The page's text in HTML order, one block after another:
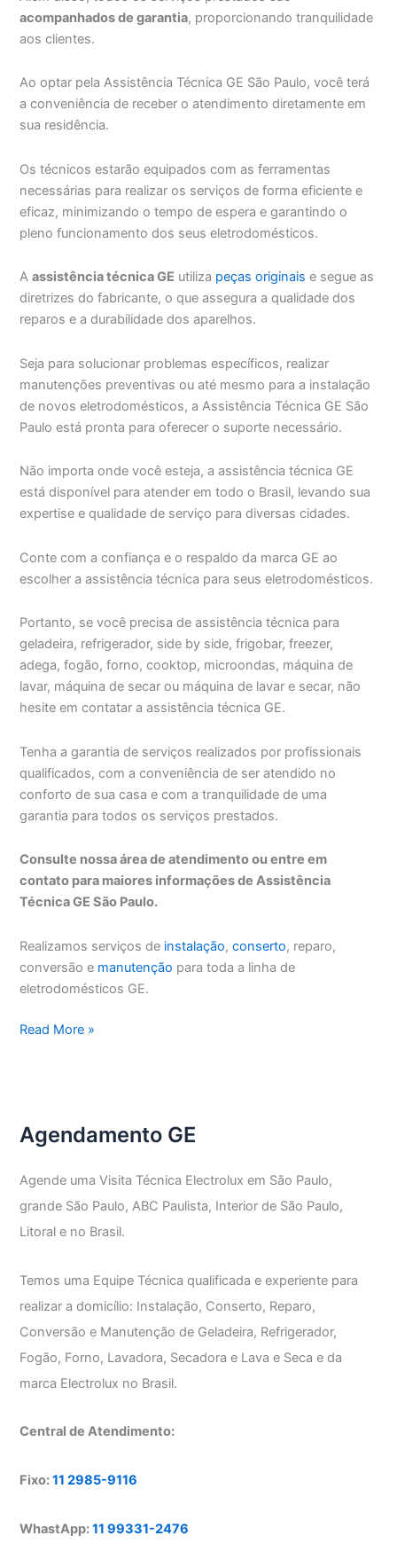
acompanhados de garantia, proporcionando tranquilidade
aos clientes.
Ao optar pela Assistência Técnica GE São Paulo, você terá
a conveniência de receber o atendimento diretamente em
sua residência.
Os técnicos estarão equipados com as ferramentas
necessárias para realizar os serviços de forma eficiente e
eficaz, minimizando o tempo de espera e garantindo o
pleno funcionamento dos seus eletrodomésticos.
Aassistência técnica GE utiliza peças originais e segue as
diretrizes do fabricante, o que assegura a qualidade dos
reparos e a durabilidade dos aparelhos.
Seja para solucionar problemas específicos, realizar
manutenções preventivas ou até mesmo para a instalação
de novos eletrodomésticos, a Assistência Técnica GE São
Paulo está pronta para oferecer o suporte necessário.
Não importa onde você esteja, a assistência técnica GE
está disponível para atender em todo o Brasil, levando sua
expertise e qualidade de serviço para diversas cidades.
Conte com a confiança e o respaldo da marca GE ao
escolher a assistência técnica para seus eletrodomésticos.
Portanto, se você precisa de assistência técnica para
geladeira, refrigerador, side by side, frigobar, freezer,
adega, fogão, forno, cooktop, microondas, máquina de
lavar, máquina de secar ou máquina de lavar e secar, não
hesite em contatar a assistência técnica GE.
Tenha a garantia de serviços realizados por profissionais
qualificados, com a conveniência de ser atendido no
conforto de sua casa e com a tranquilidade de uma
garantia para todos os serviços prestados.
Consulte nossa área de atendimento ou entre em
contato para maiores informações de Assistência
Técnica GE São Paulo.
Realizamos serviços de instalação,conserto, reparo,
conversão e manutenção para toda a linha de
eletrodomésticos GE.
Assistência
Read More »
Agendamento GE
Agende uma Visita Técnica Electrolux em São Paulo,
grande São Paulo, ABC Paulista, Interior de São Paulo,
Litoral e no Brasil.
Temos uma Equipe Técnica qualificada e experiente para
realizar a domicílio: Instalação, Conserto, Reparo,
Conversão e Manutenção de Geladeira, Refrigerador,
Fogão, Forno, Lavadora, Secadora e Lava e Seca e da
marca Electrolux no Brasil.
Central de Atendimento:
Fixo:11 2985-9116
WhastApp:11 99331-2476